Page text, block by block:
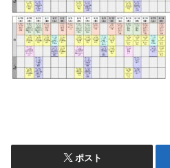
ポスト